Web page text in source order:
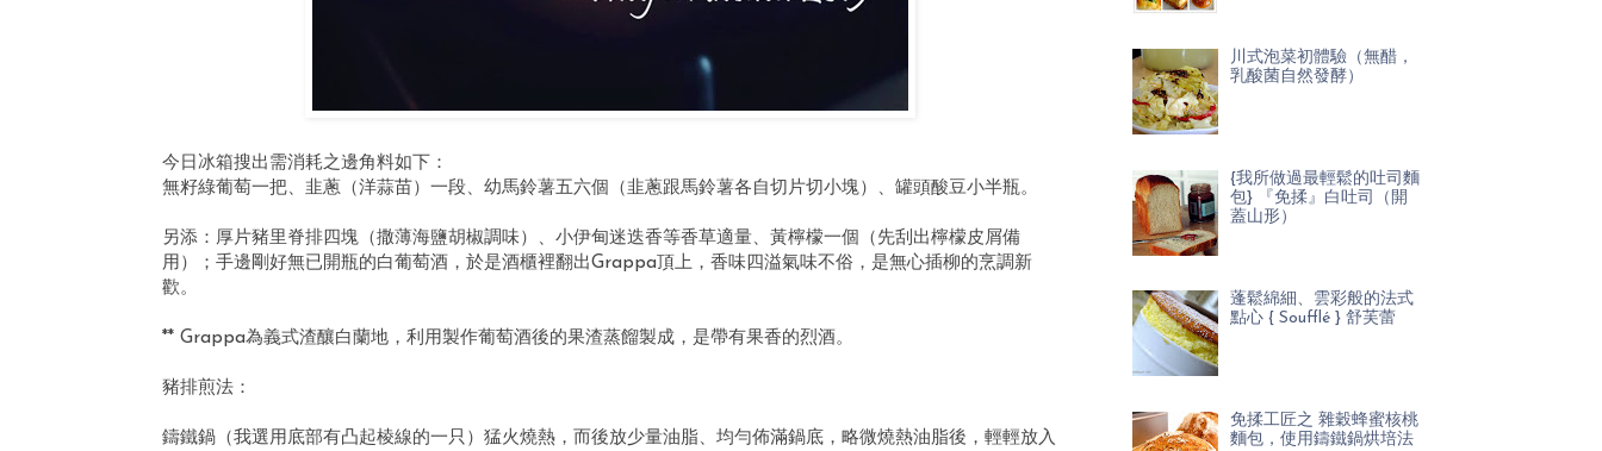
今日冰箱搜出需消耗之邊角料如下：
無籽綠葡萄一把、韭蔥（洋蒜苗）一段、幼馬鈴薯五六個（韭蔥跟馬鈴薯各自切片切小塊）、罐頭酸豆小半瓶。
另添：厚片豬里脊排四塊（撒薄海鹽胡椒調味）、小伊甸迷迭香等香草適量、黃檸檬一個（先刮出檸檬皮屑備
用）；手邊剛好無已開瓶的白葡萄酒，於是酒櫃裡翻出Grappa頂上，香味四溢氣味不俗，是無心插柳的烹調新
歡。
** Grappa為義式渣釀白蘭地，利用製作葡萄酒後的果渣蒸餾製成，是帶有果香的烈酒。
豬排煎法：
鑄鐵鍋（我選用底部有凸起棱線的一只）猛火燒熱，而後放少量油脂、均勻佈滿鍋底，略微燒熱油脂後，輕輕放入
川式泡菜初體驗（無醋，
乳酸菌自然發酵）
{我所做過最輕鬆的吐司麵
包} 『免揉』白吐司（開
蓋山形）
蓬鬆綿細、雲彩般的法式
點心 { Soufflé } 舒芙蕾
免揉工匠之 雜穀蜂蜜核桃
麵包，使用鑄鐵鍋烘培法